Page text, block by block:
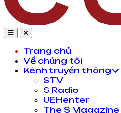
Trang chủ
Về chúng tôi
Kênh truyền thông
STV
S Radio
UEHenter
The S Magazine